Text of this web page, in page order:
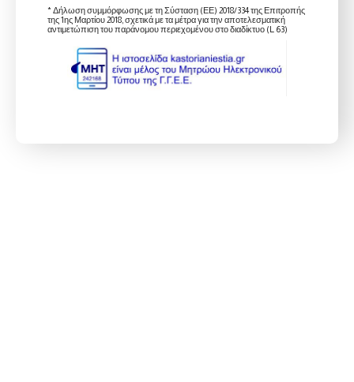
* Δήλωση συμμόρφωσης με τη Σύσταση (ΕΕ) 2018/334 της Επιτροπής
της 1ης Μαρτίου 2018, σχετικά με τα μέτρα για την αποτελεσματική
αντιμετώπιση του παράνομου περιεχομένου στο διαδίκτυο (L 63)